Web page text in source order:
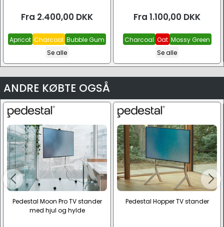
Fra 2.400,00 DKK
Apricot Charcoal Bubble Gum
Se alle
Fra 1.100,00 DKK
Charcoal Oat Mossy Green
Se alle
ANDRE KØBTE OGSÅ
Pedestal Moon Pro TV stander
med hjul og hylde
Pedestal Hopper TV stander